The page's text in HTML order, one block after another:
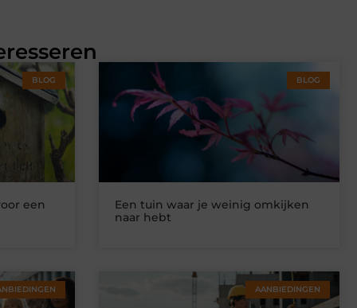
BLOG
een
BLOG
Een tuin waar je weinig omkijken
naar hebt
AANBIEDINGEN